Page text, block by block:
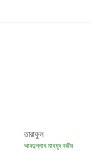
তারাফুল
আবদুল্লাহ মাহমুদ নজীব